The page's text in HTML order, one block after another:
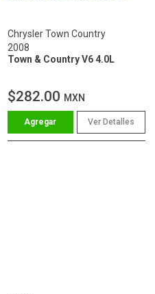
Chrysler Town Country
2008
Town & Country V6 4.0L
$282.00 MXN
Ver Detalles